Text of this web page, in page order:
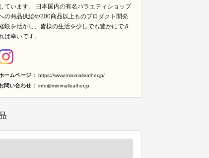
しています。 日本国内の有名バラエティショップ
の商品供給や200商品以上ものプロダクト開発
験を活かし、皆様の生活を少しでも豊かにでき
ば幸いです。
ームページ： https://www.minimalleather.jp/
問い合わせ： info@minimalleather.jp